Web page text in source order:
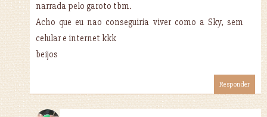
narrada pelo garoto tbm.
Acho que eu nao conseguiria viver como a Sky, sem
celular e internet kkk
beijos
Responder